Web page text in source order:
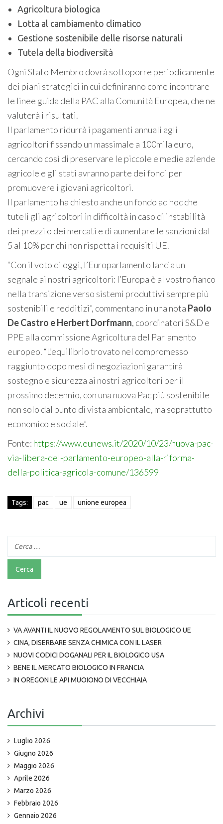
Agricoltura biologica
Lotta al cambiamento climatico
Gestione sostenibile delle risorse naturali
Tutela della biodiversità
Ogni Stato Membro dovrà sottoporre periodicamente
dei piani strategici in cui definiranno come incontrare
le linee guida della PAC alla Comunità Europea, che ne
valuterà i risultati.
Il parlamento ridurrà i pagamenti annuali agli
agricoltori fissando un massimale a 100mila euro,
cercando così di preservare le piccole e medie aziende
agricole e gli stati avranno parte dei fondi per
promuovere i giovani agricoltori.
Il parlamento ha chiesto anche un fondo ad hoc che
tuteli gli agricoltori in difficoltà in caso di instabilità
dei prezzi o dei mercati e di aumentare le sanzioni dal
5 al 10% per chi non rispetta i requisiti UE.
“Con il voto di oggi, l’Europarlamento lancia un
segnale ai nostri agricoltori: l’Europa è al vostro fianco
nella transizione verso sistemi produttivi sempre più
sostenibili e redditizi”, commentano in una nota Paolo
De Castro e Herbert Dorfmann, coordinatori S&D e
PPE alla commissione Agricoltura del Parlamento
europeo. “L’equilibrio trovato nel compromesso
raggiunto dopo mesi di negoziazioni garantirà
sostegno e sicurezza ai nostri agricoltori per il
prossimo decennio, con una nuova Pac più sostenibile
non solo dal punto di vista ambientale, ma soprattutto
economico e sociale”.
Fonte: https://www.eunews.it/2020/10/23/nuova-pac-
via-libera-del-parlamento-europeo-alla-riforma-
della-politica-agricola-comune/136599
Tags: pac ue unione europea
Articoli recenti
VA AVANTI IL NUOVO REGOLAMENTO SUL BIOLOGICO UE
CINA, DISERBARE SENZA CHIMICA CON IL LASER
NUOVI CODICI DOGANALI PER IL BIOLOGICO USA
BENE IL MERCATO BIOLOGICO IN FRANCIA
IN OREGON LE API MUOIONO DI VECCHIAIA
Archivi
Luglio 2026
Giugno 2026
Maggio 2026
Aprile 2026
Marzo 2026
Febbraio 2026
Gennaio 2026